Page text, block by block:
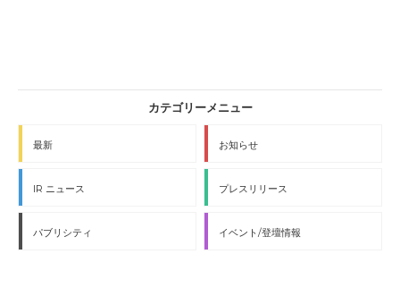
最新 お知らせ
IR ニュース プレスリリース
パブリシティ イベント/登壇情報